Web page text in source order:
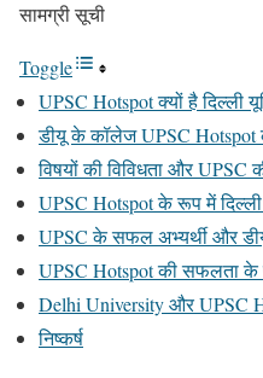
सामग्री सूची
Toggle
UPSC Hotspot क्यों है दिल्ली
डीयू के कॉलेज UPSC Hotspot
विषयों की विविधता और UPSC
UPSC Hotspot के रूप में दिल्ली
UPSC के सफल अभ्यर्थी और
UPSC Hotspot की सफलता के
Delhi University और UPSC
निष्कर्ष